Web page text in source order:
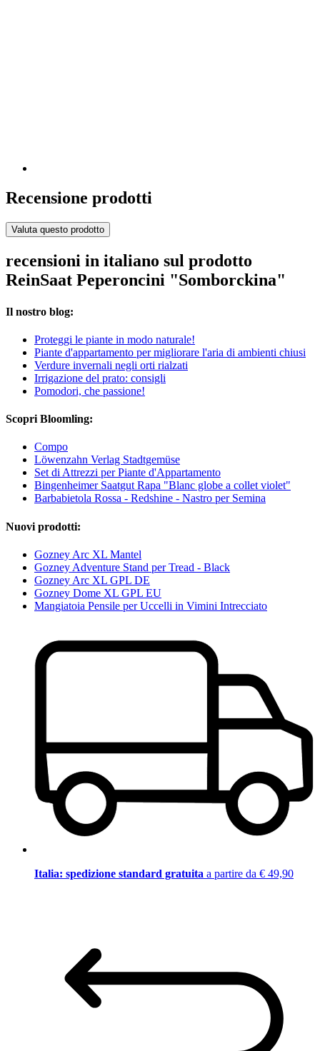
Recensione prodotti
Valuta questo prodotto
recensioni in italiano sul prodotto
ReinSaat Peperoncini "Somborckina"
Il nostro blog:
Proteggi le piante in modo naturale!
Piante d'appartamento per migliorare l'aria di ambienti chiusi
Verdure invernali negli orti rialzati
Irrigazione del prato: consigli
Pomodori, che passione!
Scopri Bloomling:
Compo
Löwenzahn Verlag Stadtgemüse
Set di Attrezzi per Piante d'Appartamento
Bingenheimer Saatgut Rapa "Blanc globe a collet violet"
Barbabietola Rossa - Redshine - Nastro per Semina
Nuovi prodotti:
Gozney Arc XL Mantel
Gozney Adventure Stand per Tread - Black
Gozney Arc XL GPL DE
Gozney Dome XL GPL EU
Mangiatoia Pensile per Uccelli in Vimini Intrecciato
Italia: spedizione standard gratuita a partire da € 49,90